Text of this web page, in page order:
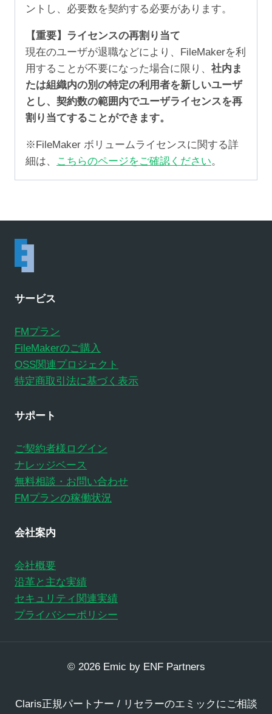
ントし、必要数を契約する必要があります。
【重要】ライセンスの再割り当て
現在のユーザが退職などにより、FileMakerを利
用することが不要になった場合に限り、 社内ま
たは組織内の別の特定の利用者を新しいユーザ
とし、契約数の範囲内でユーザライセンスを再
割り当てすることができます。
※FileMaker ボリュームライセンスに関する詳
細は、
こちらのページをご確認ください。
サービス
FMプラン
FileMakerのご購入
OSS関連プロジェクト
特定商取引法に基づく表示
サポート
ご契約者様ログイン
ナレッジベース
無料相談・お問い合わせ
FMプランの稼働状況
会社案内
会社概要
沿革と主な実績
セキュリティ関連実績
プライバシーポリシー
© 2026 Emic by ENF Partners
Claris正規パートナー / リセラーのエミックにご相談